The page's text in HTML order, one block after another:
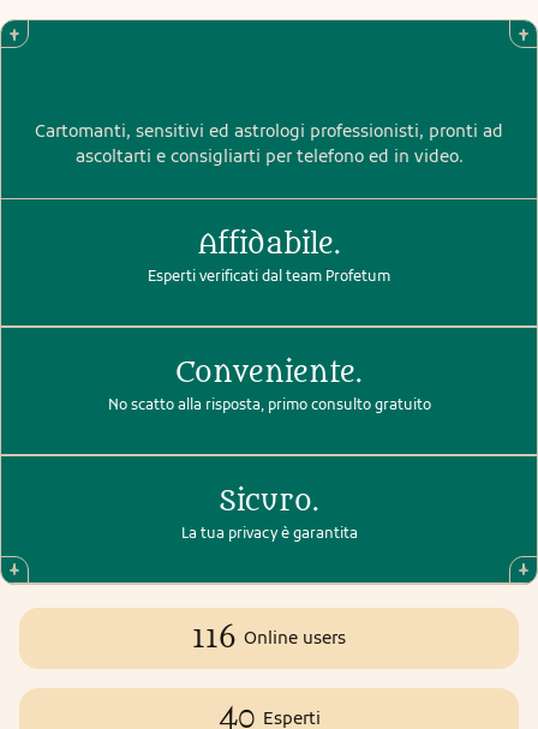
Cartomanti, sensitivi ed astrologi professionisti, pronti ad
ascoltarti e consigliarti per telefono ed in video.
Affidabile.
Esperti verificati dal team Profetum
Conveniente.
No scatto alla risposta, primo consulto gratuito
Sicuro.
La tua privacy è garantita
116 Online users
40 Esperti